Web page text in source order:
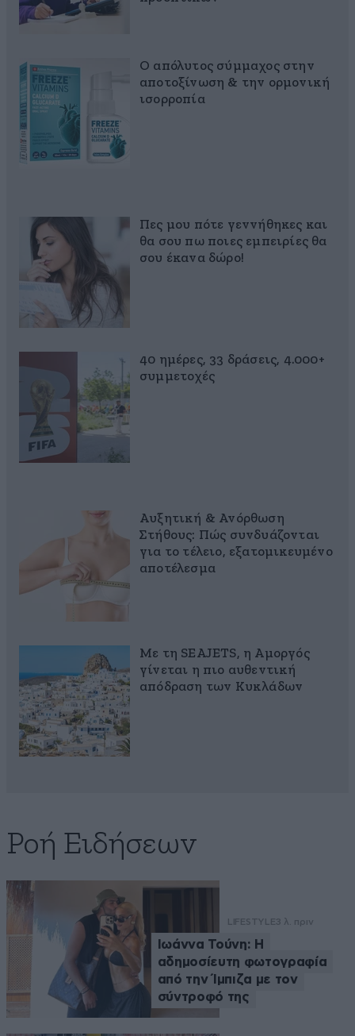
Ο απόλυτος σύμμαχος στην
αποτοξίνωση & την ορμονική
ισορροπία
Πες μου πότε γεννήθηκες και
θα σου πω ποιες εμπειρίες θα
σου έκανα δώρο!
40 ημέρες, 33 δράσεις, 4.000+
συμμετοχές
Αυξητική & Ανόρθωση
Στήθους: Πώς συνδυάζονται
για το τέλειο, εξατομικευμένο
αποτέλεσμα
Με τη SEAJETS, η Αμοργός
γίνεται η πιο αυθεντική
απόδραση των Κυκλάδων
Ροή Ειδήσεων
LIFESTYLE3 λ. πριν
Ιωάννα Τούνη: Η
αδημοσίευτη φωτογραφία
από την Ίμπιζα με τον
σύντροφό της